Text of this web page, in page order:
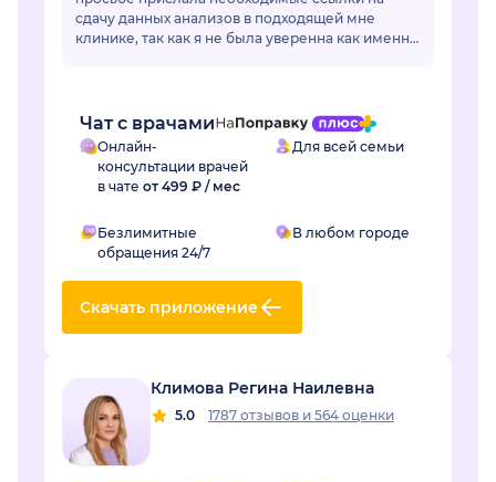
сдачу данных анализов в подходящей мне
клинике, так как я не была уверенна как именно
Чат с врачами
Онлайн-
консультации врачей
в чате от 499 ₽ / мес
Для всей семьи
Безлимитные
обращения 24/7
В любом городе
Скачать приложение
Климова Регина Наилевна
5.0 1787 отзывов и 564 оценки